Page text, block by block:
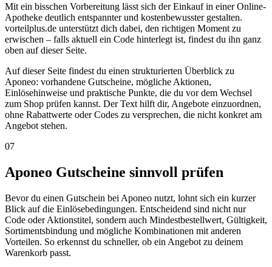
Mit ein bisschen Vorbereitung lässt sich der Einkauf in einer Online-
Apotheke deutlich entspannter und kostenbewusster gestalten.
vorteilplus.de unterstützt dich dabei, den richtigen Moment zu
erwischen – falls aktuell ein Code hinterlegt ist, findest du ihn ganz
oben auf dieser Seite.
Auf dieser Seite findest du einen strukturierten Überblick zu
Aponeo: vorhandene Gutscheine, mögliche Aktionen,
Einlösehinweise und praktische Punkte, die du vor dem Wechsel
zum Shop prüfen kannst. Der Text hilft dir, Angebote einzuordnen,
ohne Rabattwerte oder Codes zu versprechen, die nicht konkret am
Angebot stehen.
07
Aponeo Gutscheine sinnvoll prüfen
Bevor du einen Gutschein bei Aponeo nutzt, lohnt sich ein kurzer
Blick auf die Einlösebedingungen. Entscheidend sind nicht nur
Code oder Aktionstitel, sondern auch Mindestbestellwert, Gültigkeit,
Sortimentsbindung und mögliche Kombinationen mit anderen
Vorteilen. So erkennst du schneller, ob ein Angebot zu deinem
Warenkorb passt.